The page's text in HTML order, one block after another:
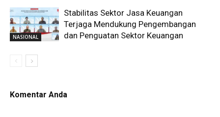
NASIONAL
Stabilitas Sektor Jasa Keuangan
Terjaga Mendukung Pengembangan
dan Penguatan Sektor Keuangan
Komentar Anda